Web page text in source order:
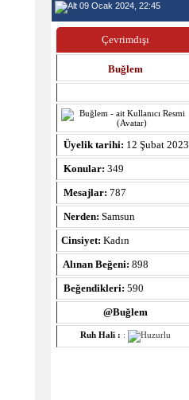
09 Ocak 2024, 22:45
Çevrimdışı
Buğlem
Üyelik tarihi: 12 Şubat 2023
Konular: 349
Mesajlar: 787
Nerden: Samsun
Cinsiyet: Kadın
Alınan Beğeni: 898
Beğendikleri: 590
@Buğlem
Ruh Hali : :